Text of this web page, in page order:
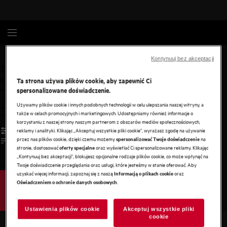
undefined
Ta strona używa plików cookie, aby zapewnić Ci
spersonalizowane doświadczenie.
Używamy plików cookie i innych podobnych technologii w celu ulepszania naszej witryny, a
także w celach promocyjnych i marketingowych. Udostępniamy również informacje o
korzystaniu z naszej strony naszym partnerom z obszarów mediów społecznościowych,
reklamy i analityki. Klikając „Akceptuj wszystkie pliki cookie", wyrażasz zgodę na używanie
przez nas plików cookie, dzięki czemu możemyspersonalizować Twoje doświadczeniena
stronie, dostosowaćoferty specjalneoraz wyświetlać Ci spersonalizowane reklamy. Klikając
„Kontynuuj bez akceptacji", blokujesz opcjonalne rodzaje plików cookie, co może wpłynąć na
Twoje doświadczenie przeglądania oraz usługi, które jesteśmy w stanie oferować. Aby
uzyskać więcej informacji, zapoznaj się z nasząInformacją o plikach cookieoraz
Oświadczeniem o ochronie danych osobowych.
Ustawienia plików cookie
Akceptuj wszystkie pliki
cookie
Kontynuuj bez akceptacji